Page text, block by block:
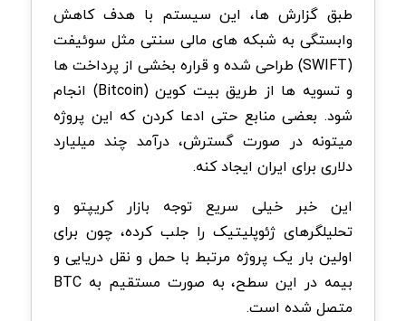
طبق گزارش ها، این سیستم با هدف کاهش
وابستگی به شبکه های مالی سنتی مثل سوئیفت
(SWIFT) طراحی شده و قراره بخشی از پرداخت ها
و تسویه ها از طریق بیت کوین (Bitcoin) انجام
شود. بعضی منابع حتی ادعا کردن که این پروژه
میتونه در صورت گسترش، درآمد چند میلیارد
دلاری برای ایران ایجاد کنه.
این خبر خیلی سریع توجه بازار کریپتو و
تحلیلگرهای ژئوپلیتیک را جلب کرده، چون برای
اولین بار یک پروژه مرتبط با حمل و نقل دریایی و
بیمه در این سطح، به صورت مستقیم به BTC
متصل شده است.